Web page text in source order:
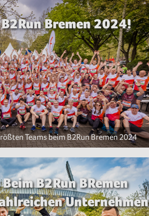
Bremen 2024!
Teams beim B2Run Bremen 2024
B2Run BRemen
Unternehmen